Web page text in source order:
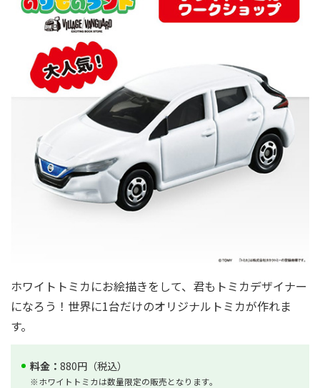
ホワイトトミカにお絵描きをして、君もトミカデザイナー
になろう！世界に1台だけのオリジナルトミカが作れま
す。
料金： 880円（税込）
※ホワイトトミカは数量限定の販売となります。